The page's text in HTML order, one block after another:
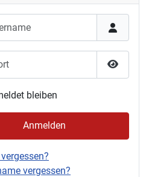
bleiben
Anmelden
vergessen?